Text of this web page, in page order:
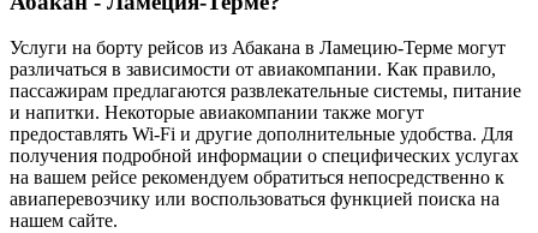
Услуги на борту рейсов из Абакана в Ламецию-Терме могут
различаться в зависимости от авиакомпании. Как правило,
пассажирам предлагаются развлекательные системы, питание
и напитки. Некоторые авиакомпании также могут
предоставлять Wi-Fi и другие дополнительные удобства. Для
получения подробной информации о специфических услугах
на вашем рейсе рекомендуем обратиться непосредственно к
авиаперевозчику или воспользоваться функцией поиска на
нашем сайте.